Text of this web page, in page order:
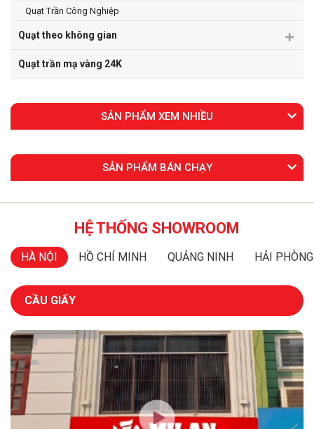
Quạt Trần Công Nghiệp
Quạt theo không gian
Quạt trần mạ vàng 24K
SẢN PHẨM XEM NHIỀU
SẢN PHẨM BÁN CHẠY
HỆ THỐNG SHOWROOM
HÀ NỘI HỒ CHÍ MINH QUẢNG NINH HẢI PHÒNG
CẦU GIẤY